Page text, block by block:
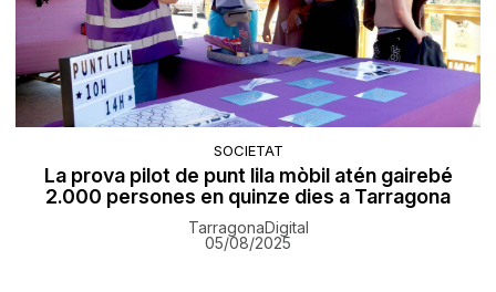
SOCIETAT
La prova pilot de punt lila mòbil atén gairebé
2.000 persones en quinze dies a Tarragona
TarragonaDigital
05/08/2025